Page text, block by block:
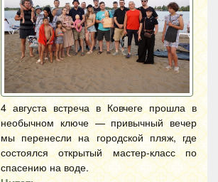
4 августа встреча в Ковчеге прошла в
необычном ключе — привычный вечер
мы перенесли на городской пляж, где
состоялся открытый мастер-класс по
спасению на воде.